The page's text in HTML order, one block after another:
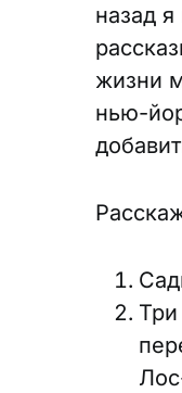
назад
жизни
нью-